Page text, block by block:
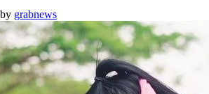
by grabnews